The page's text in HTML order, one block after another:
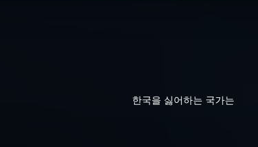
한국을 싫어하는 국가는